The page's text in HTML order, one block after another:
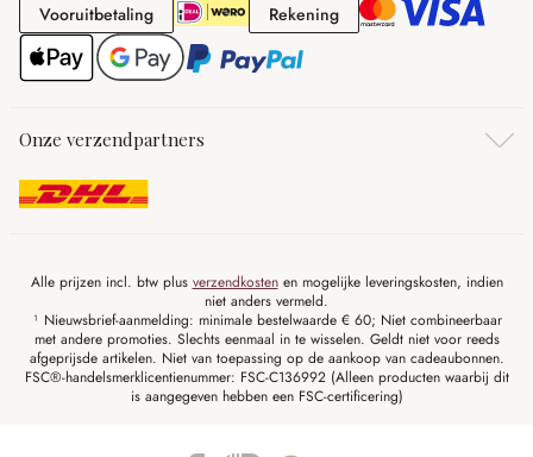
VooruitbetalingVooruitbetaling RekeningRekening
Onze verzendpartners
Alle prijzen incl. btw plus verzendkostenen mogelijke leveringskosten, indien
niet anders vermeld.
¹ Nieuwsbrief-aanmelding: minimale bestelwaarde € 60; Niet combineerbaar
met andere promoties. Slechts eenmaal in te wisselen. Geldt niet voor reeds
afgeprijsde artikelen. Niet van toepassing op de aankoop van cadeaubonnen.
FSC®-handelsmerklicentienummer: FSC-C136992 (Alleen producten waarbij dit
is aangegeven hebben een FSC-certificering)